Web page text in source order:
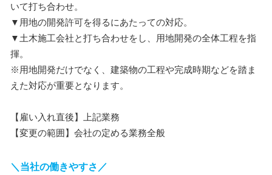
いて打ち合わせ。
▼用地の開発許可を得るにあたっての対応。
▼土木施工会社と打ち合わせをし、用地開発の全体工程を指
揮。
※用地開発だけでなく、建築物の工程や完成時期などを踏ま
えた対応が重要となります。
【雇い入れ直後】上記業務
【変更の範囲】会社の定める業務全般
＼当社の働きやすさ／